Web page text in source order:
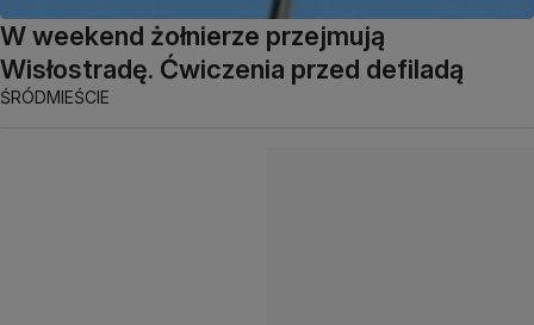
W weekend żołnierze przejmują
Wisłostradę. Ćwiczenia przed defiladą
ŚRÓDMIEŚCIE